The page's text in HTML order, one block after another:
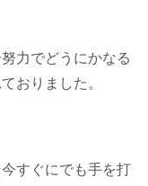
力でどうにかなる
おりました。
すぐにでも手を打